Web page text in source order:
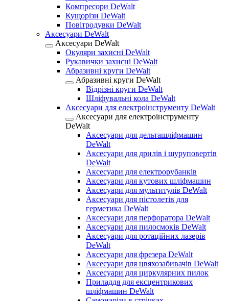
Компресори DeWalt
Кущорізи DeWalt
Повітродувки DeWalt
Аксесуари DeWalt
Аксесуари DeWalt
Окуляри захисні DeWalt
Рукавички захисні DeWalt
Абразивні круги DeWalt
Абразивні круги DeWalt
Відрізні круги DeWalt
Шліфувальні кола DeWalt
Аксесуари для електроінструменту DeWalt
Аксесуари для електроінструменту
DeWalt
Аксесуари для дельташліфмашин
DeWalt
Аксесуари для дрилів і шуруповертів
DeWalt
Аксесуари для електрорубанків
Аксесуари для кутових шліфмашин
Аксесуари для мультитулів DeWalt
Аксесуари для пістолетів для
герметика DeWalt
Аксесуари для перфоратора DeWalt
Аксесуари для пилосмоків DeWalt
Аксесуари для ротаційних лазерів
DeWalt
Аксесуари для фрезера DeWalt
Аксесуари для цвяхозабивачів DeWalt
Аксесуари для циркулярних пилок
Приладдя для ексцентрикових
шліфмашин DeWalt